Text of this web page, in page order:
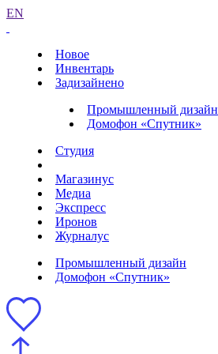
EN
Новое
Инвентарь
Задизайнено
Промышленный дизайн
Домофон «Спутник»
Студия
Магазинус
Медиа
Экспресс
Иронов
Журналус
Промышленный дизайн
Домофон «Спутник»